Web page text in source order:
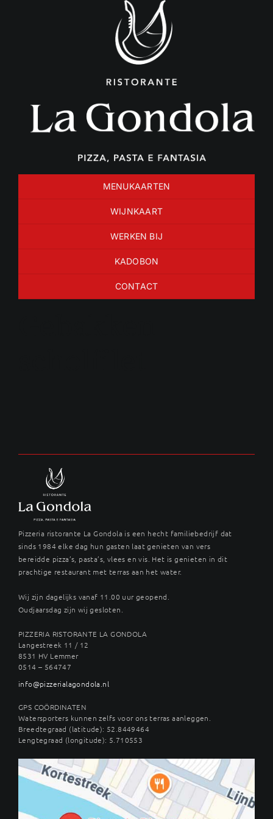
MENUKAARTEN
WIJNKAART
WERKEN BIJ
KADOBON
CONTACT
Pizzeria ristorante La Gondola is een hecht familiebedrijf dat
sinds 1984 elke dag hun gasten laat genieten van vers
bereidde pizza’s, pasta’s, vlees en vis. Het is genieten in dit
prachtige restaurant met terras aan het water.
Wij zijn dagelijks vanaf 11.00 uur geopend.
Oudjaarsdag zijn wij gesloten.
PIZZERIA RISTORANTE LA GONDOLA
Langestreek 11 / 12
8531 HV Lemmer
0514 – 564747
info@pizzerialagondola.nl
GPS COÖRDINATEN
Watersporters kunnen zelfs voor ons terras aanleggen.
Breedtegraad (latitude): 52.8449464
Lengtegraad (longitude): 5.710553